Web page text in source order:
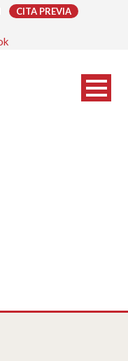
CITA PREVIA